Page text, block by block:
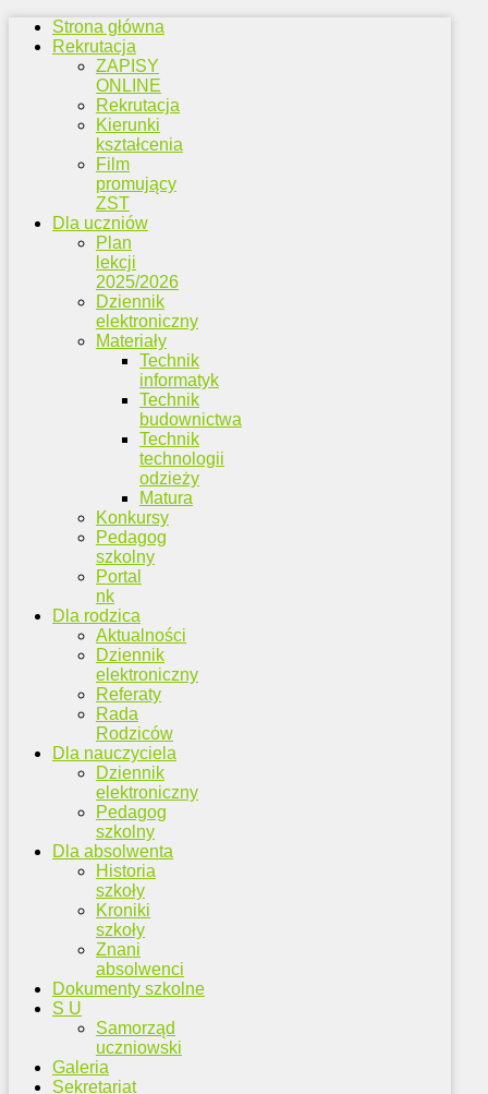
Strona główna
Rekrutacja
ZAPISY
ONLINE
Rekrutacja
Kierunki
kształcenia
Film
promujący
ZST
Dla uczniów
Plan
lekcji
2025/2026
Dziennik
elektroniczny
Materiały
Technik
informatyk
Technik
budownictwa
Technik
technologii
odzieży
Matura
Konkursy
Pedagog
szkolny
Portal
nk
Dla rodzica
Aktualności
Dziennik
elektroniczny
Referaty
Rada
Rodziców
Dla nauczyciela
Dziennik
elektroniczny
Pedagog
szkolny
Dla absolwenta
Historia
szkoły
Kroniki
szkoły
Znani
absolwenci
Dokumenty szkolne
S U
Samorząd
uczniowski
Galeria
Sekretariat